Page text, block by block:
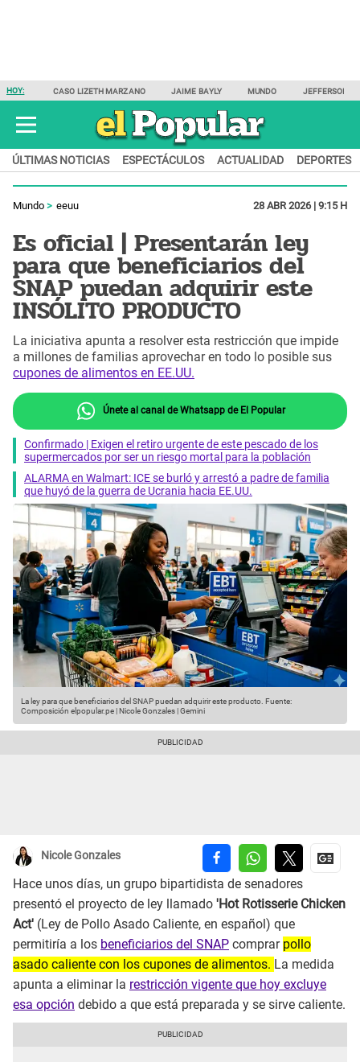
HOY: CASO LIZETH MARZANO JAIME BAYLY MUNDO JEFFERSON
ÚLTIMAS NOTICIAS ESPECTÁCULOS ACTUALIDAD DEPORTES
Mundo eeuu 28 ABR 2026 | 9:15 H
Es oficial | Presentarán ley
para que beneficiarios del
SNAP puedan adquirir este
INSÓLITO PRODUCTO
La iniciativa apunta a resolver esta restricción que impide
a millones de familias aprovechar en todo lo posible sus
cupones de alimentos en EE.UU.
Únete al canal de Whatsapp de El Popular
Confirmado | Exigen el retiro urgente de este pescado de los
supermercados por ser un riesgo mortal para la población
ALARMA en Walmart: ICE se burló y arrestó a padre de familia
que huyó de la guerra de Ucrania hacia EE.UU.
La ley para que beneficiarios del SNAP puedan adquirir este producto. Fuente:
Composición elpopular.pe | Nicole Gonzales | Gemini
Nicole Gonzales
Hace unos días, un grupo bipartidista de senadores
presentó el proyecto de ley llamado 'Hot Rotisserie Chicken
Act' (Ley de Pollo Asado Caliente, en español) que
permitiría a los beneficiarios del SNAP comprar pollo
asado caliente con los cupones de alimentos. La medida
apunta a eliminar la restricción vigente que hoy excluye
esa opción debido a que está preparada y se sirve caliente.